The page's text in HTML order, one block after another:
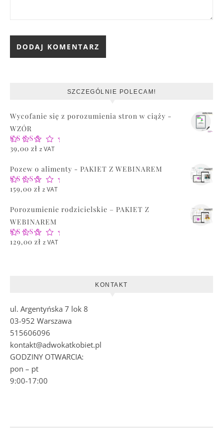
SZCZEGÓLNIE POLECAM!
Wycofanie się z porozumienia stron w ciąży -
WZÓR
Oceniono
39,00 zł z VAT
Pozew o alimenty - PAKIET Z WEBINAREM
Oceniono
159,00 zł z VAT
Porozumienie rodzicielskie – PAKIET Z
WEBINAREM
Oceniono
129,00 zł z VAT
KONTAKT
ul. Argentyńska 7 lok 8
03-952 Warszawa
515606096
kontakt@adwokatkobiet.pl
GODZINY OTWARCIA:
pon – pt
9:00-17:00